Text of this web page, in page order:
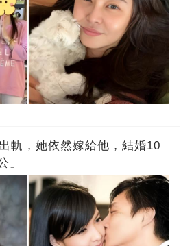
軌，她依然嫁給他，結婚10
」